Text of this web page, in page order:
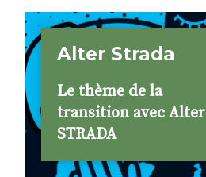
Alter Strada
Le thème de la
transition avec Alter
STRADA